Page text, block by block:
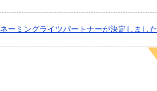
ネーミングライツパートナーが決定しました